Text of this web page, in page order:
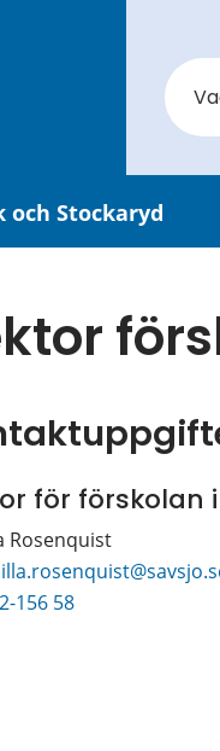
och Stockaryd
för förskolan
Rosenquist
156 58